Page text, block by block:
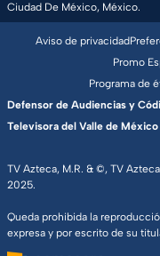
Ciudad De México, México.
TV Azteca, M.R. & ©, TV
2025.
Queda prohibida la
expresa y por escrito de su
Aviso de privacidad
Promo
Programa de
Defensor de Audiencias y
Televisora del Valle de México